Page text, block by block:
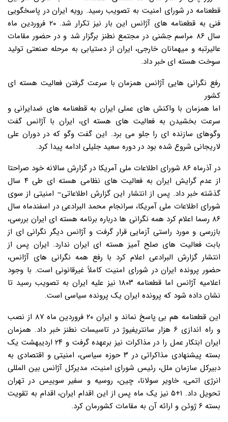
قطعنامه در شورای امنیت به تصویب رسید. رویه ایران در پاسخگویی
فنی به قطعنامه های آژانس این بار نیز تکرار شد. ۲۰ فروردین ماه
سال ۸۶ مراسم جشنی در مجتمع نطنز برگزار شد و در حضور مقامات
عالیرتبه و میهمانان خارجی، ایران از دستیابی به مرحله صنعتی تولید
سوخت هسته ای خبر داد.
رفع نگرانی هایی آژانس همزمان با سرعت گرفتن فعالیت هسته ای
کشور
اما همزمان با واکنش های عملی ایران به قطعنامه های ضدایرانی و
سرعت بخشیدن به فعالیت های هسته ای، ایران با آژانس گفت
وگوهای سازنده ای را جلو می برد. این گفت وگو که در دوران علی
لاریجانی شروع شده بود در دوره سعید جلیلی ادامه پیدا کرد.
در آذرماه ۸۶ شورای اطلاعات ملی آمریکا در گزارش سالانه خود صراحتا
از عدم گرایش ایران به فعالیت های نظامی هسته ای طی ۴ سال
گذشته خبر داد. پس از انتشار این گزارش اطلاعاتی– امنیتی از سوی
شورای اطلاعات ملی آمریکا، سرانجام محمد البرادعی در اسفندماه سال
۸۶ رسما اعلام کرد همه نگرانی ها درباره برنامه هسته ای ایران بررسی،
بازرسی و مورد راستی آزمایی قرار گرفت و آژانس دیگر نگرانی ای از
بابت فعالیت های صلح آمیز هسته ای ایران ندارد. ایران پس از
انتشار گزارش البرادعی اعلام کرد با رفع همه نگرانی های آژانس،
حضور پرونده ایران در شورای امنیت کاملاً غیرقانونی است. با وجود
اعلامیه آژانس اما قطعنامه ۱۸۰۳ نیز علیه ایران به تصویب رسید تا
نشان داده شود که پرونده ایران یک پرونده سیاسی است.
این قطعنامه هم بی پاسخ نماند و ایران ۲۰ فروردین ماه ۸۷ از نصب
و راه اندازی ۶ هزار سانتریفیوژ در تاسیسات نطنز خبر داد. همزمان
ایران ابتکار عمل را در مذاکرات نیز برعهده گرفت و ۲۴ اردیبهشت یک
بسته پیشنهادی مذاکراتی در ۳ حوزه سیاسی، امنیتی و اقتصادی به
دبیرکل سازمان ملل، رئیس شورای امنیت، مدیرکل آژانس بین المللی
انرژی اتمی، خاویر سولانا، چین، روسیه و سفیر سوییس در تهران
تحویل داد. ۱+۵ نیز یک ماه پس از این اقدام ایران، اقدام به تقویت
بسته ۶ ژوئن و ارائه آن به مقامات کشورمان کرد.